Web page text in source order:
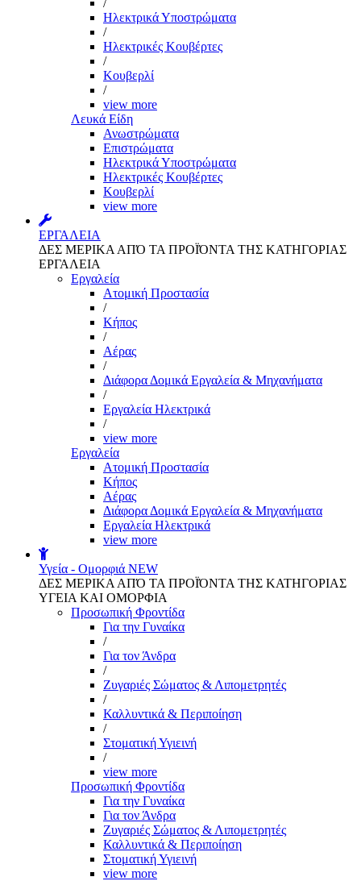
/
Ηλεκτρικά Υποστρώματα
/
Ηλεκτρικές Κουβέρτες
/
Κουβερλί
/
view more
Λευκά Είδη
Ανωστρώματα
Επιστρώματα
Ηλεκτρικά Υποστρώματα
Ηλεκτρικές Κουβέρτες
Κουβερλί
view more
ΕΡΓΑΛΕΙΑ
ΔΕΣ ΜΕΡΙΚΑ ΑΠΌ ΤΑ ΠΡΟΪΌΝΤΑ ΤΗΣ ΚΑΤΗΓΟΡΙΑΣ
ΕΡΓΑΛΕΙΑ
Εργαλεία
Aτομική Προστασία
/
Kήπος
/
Αέρας
/
Διάφορα Δομικά Εργαλεία & Μηχανήματα
/
Εργαλεία Ηλεκτρικά
/
view more
Εργαλεία
Aτομική Προστασία
Kήπος
Αέρας
Διάφορα Δομικά Εργαλεία & Μηχανήματα
Εργαλεία Ηλεκτρικά
view more
Υγεία - Ομορφιά NEW
ΔΕΣ ΜΕΡΙΚΑ ΑΠΌ ΤΑ ΠΡΟΪΌΝΤΑ ΤΗΣ ΚΑΤΗΓΟΡΙΑΣ
ΥΓΕΙΑ ΚΑΙ ΟΜΟΡΦΙΑ
Προσωπική Φροντίδα
Για την Γυναίκα
/
Για τον Άνδρα
/
Ζυγαριές Σώματος & Λιπομετρητές
/
Καλλυντικά & Περιποίηση
/
Στοματική Υγιεινή
/
view more
Προσωπική Φροντίδα
Για την Γυναίκα
Για τον Άνδρα
Ζυγαριές Σώματος & Λιπομετρητές
Καλλυντικά & Περιποίηση
Στοματική Υγιεινή
view more